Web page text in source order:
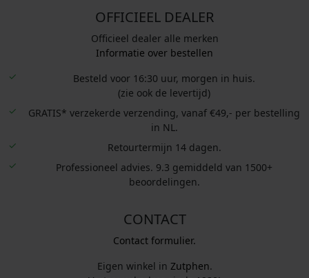
OFFICIEEL DEALER
Officieel dealer alle merken
Informatie over bestellen
Besteld voor 16:30 uur, morgen in huis.
(zie ook de levertijd)
GRATIS* verzekerde verzending, vanaf €49,- per bestelling
in NL.
Retourtermijn 14 dagen.
Professioneel advies. 9.3 gemiddeld van 1500+
beoordelingen.
CONTACT
Contact formulier.
Eigen winkel in Zutphen.